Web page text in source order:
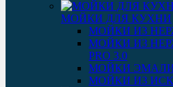
МОЙКИ ДЛЯ КУХНИ
МОЙКИ ИЗ
МОЙКИ ИЗ
PRO 3.0
МОЙКИ
МОЙКИ ИЗ